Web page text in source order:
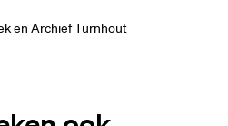
en Archief Turnhout